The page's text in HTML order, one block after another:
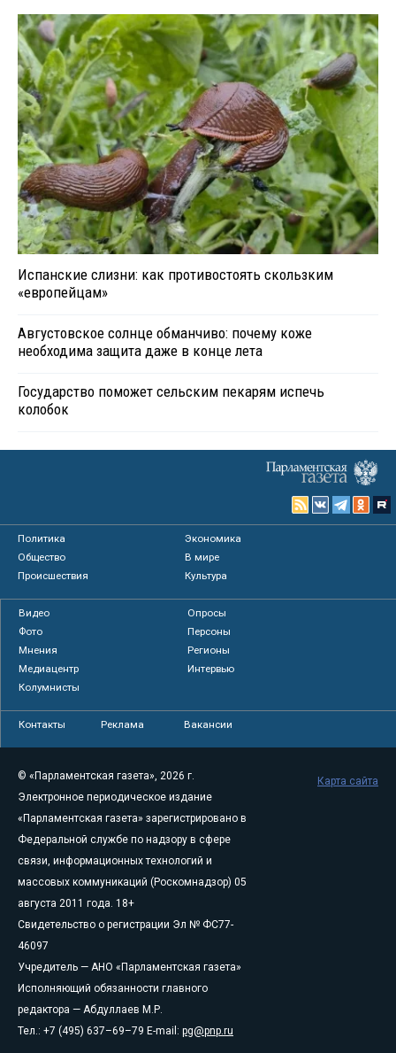
Испанские слизни: как противостоять скользким
«европейцам»
Августовское солнце обманчиво: почему коже
необходима защита даже в конце лета
Государство поможет сельским пекарям испечь
колобок
Политика
Экономика
Общество
В мире
Происшествия
Культура
Видео
Опросы
Фото
Персоны
Мнения
Регионы
Медиацентр
Интервью
Колумнисты
Контакты Реклама Вакансии
© «Парламентская газета», 2026 г.
Электронное периодическое издание
«Парламентская газета» зарегистрировано в
Федеральной службе по надзору в сфере
связи, информационных технологий и
массовых коммуникаций (Роскомнадзор) 05
августа 2011 года. 18+
Свидетельство о регистрации Эл № ФС77-
46097
Учредитель — АНО «Парламентская газета»
Исполняющий обязанности главного
редактора — Абдуллаев М.Р.
Тел.: +7 (495) 637–69–79 E-mail: pg@pnp.ru
Карта сайта